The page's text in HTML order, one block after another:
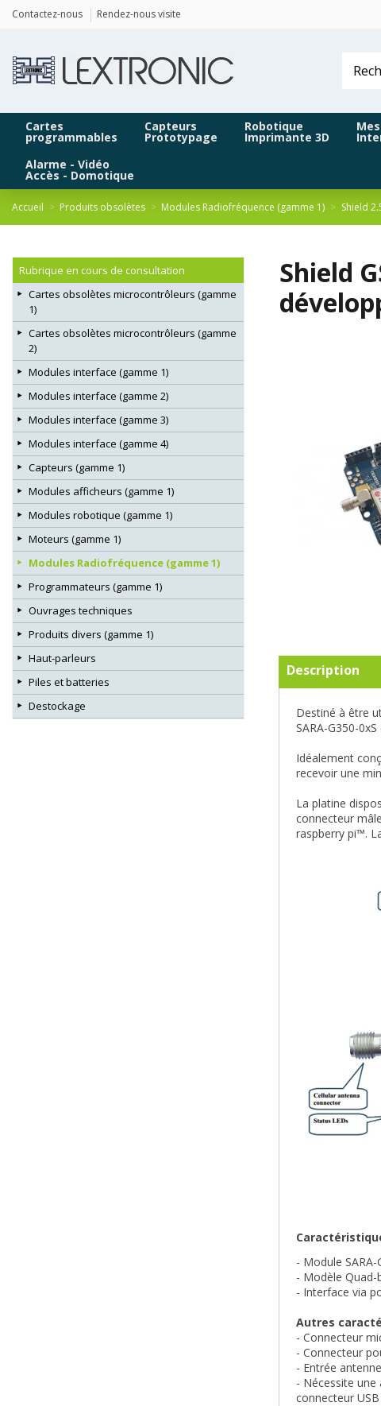
Contactez-nous Rendez-nous visite
Cartes
programmables
Capteurs
Prototypage
Robotique
Imprimante 3D
Alarme - Vidéo
Accès - Domotique
Accueil Produits obsolètes Modules Radiofréquence (gamme 1) Shield
Shield
Description
Destiné à être
SARA-G350-
Idéalement
recevoir une
La platine
connecteur
raspberry pi™.
- Module
- Modèle Quad-
- Interface via
Autres
- Connecteur
- Connecteur
- Entrée
- Nécessite
connecteur USB
Rubrique en cours de consultation
Cartes obsolètes microcontrôleurs (gamme
1)
Cartes obsolètes microcontrôleurs (gamme
2)
Modules interface (gamme 1)
Modules interface (gamme 2)
Modules interface (gamme 3)
Modules interface (gamme 4)
Capteurs (gamme 1)
Modules afficheurs (gamme 1)
Modules robotique (gamme 1)
Moteurs (gamme 1)
Modules Radiofréquence (gamme 1)
Programmateurs (gamme 1)
Ouvrages techniques
Produits divers (gamme 1)
Haut-parleurs
Piles et batteries
Destockage
Panneau de gestion des cookies